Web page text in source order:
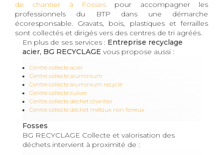
de chantier à Fosses pour accompagner les
professionnels du BTP dans une démarche
écoresponsable. Gravats, bois, plastiques et ferrailles
sont collectés et dirigés vers des centres de tri agréés.
En plus de ses services : Entreprise recyclage
acier, BG RECYCLAGE vous propose aussi :
Centre collecte acier
Centre collecte aluminium
Centre collecte aluminium recyclé
Centre collecte cuivre
Centre collecte déchet chantier
Centre collecte déchet métaux non ferreux
Fosses
BG RECYCLAGE Collecte et valorisation des
déchets intervient à proximité de :